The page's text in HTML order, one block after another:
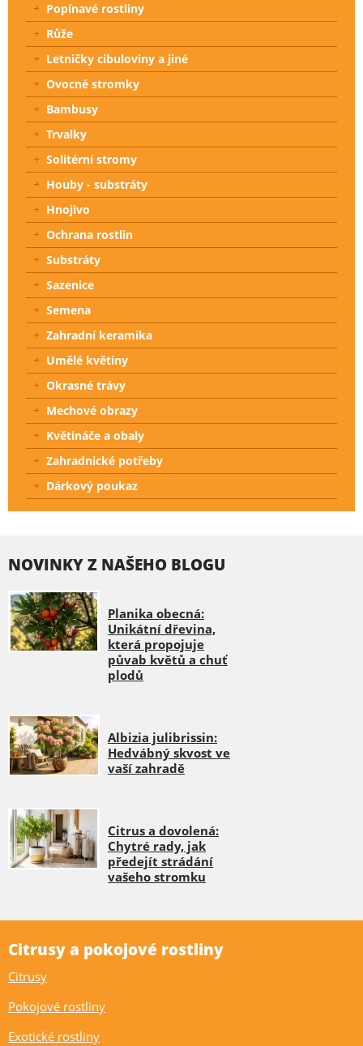
Popínavé rostliny
Růže
Letničky cibuloviny a jiné
Ovocné stromky
Bambusy
Trvalky
Solitérní stromy
Houby - substráty
Hnojivo
Ochrana rostlin
Substráty
Sazenice
Semena
Zahradní keramika
Umělé květiny
Okrasné trávy
Mechové obrazy
Květináče a obaly
Zahradnické potřeby
Dárkový poukaz
NOVINKY Z NAŠEHO BLOGU
Planika obecná:
Unikátní dřevina,
která propojuje
půvab květů a chuť
plodů
Albizia julibrissin:
Hedvábný skvost ve
vaší zahradě
Citrus a dovolená:
Chytré rady, jak
předejít strádání
vašeho stromku
Citrusy a pokojové rostliny
Citrusy
Pokojové rostliny
Exotické rostliny